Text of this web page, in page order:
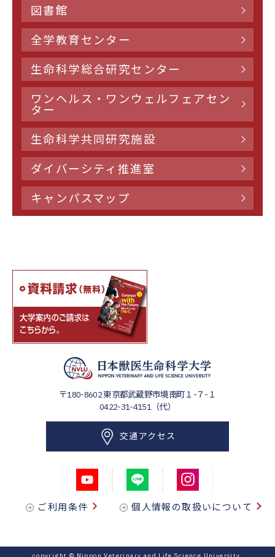
図書館
全学教育センター
生命科学総合研究センター
ワンヘルス・ワンウェルフェアセン
ター
生命科学共同研究施設
ダイバーシティ推進室
キャンパスマップ
〒180-8602東京都武蔵野市境南町１-７-１
0422-31-4151（代）
交通アクセス
ご利用条件 個人情報の取扱いについて